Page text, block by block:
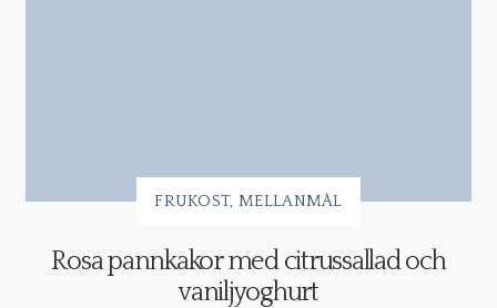
FRUKOST MELLANMÅL
Rosa pannkakor med citrussallad och
vaniljyoghurt